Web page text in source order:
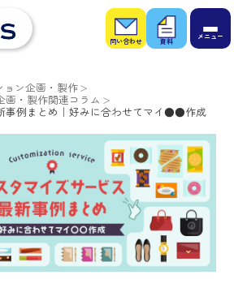
お問
い合
わせ
お役
立ち
資料
ョン企画・製作
画・製作関連コラム
事例まとめ｜好みに合わせてマイ●●作成